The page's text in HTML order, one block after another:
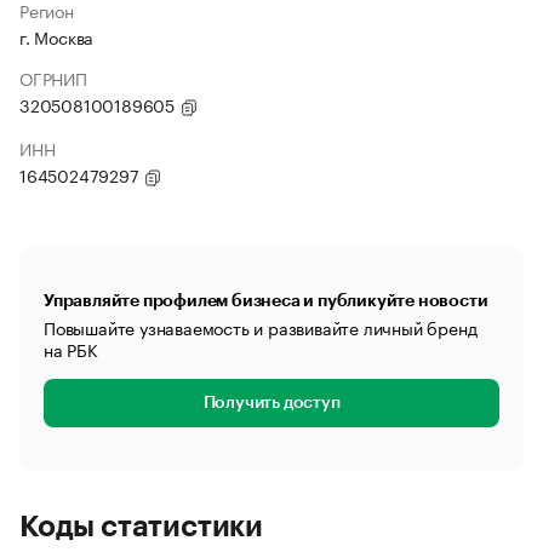
Регион
г. Москва
ОГРНИП
320508100189605
ИНН
164502479297
Управляйте профилем бизнеса и публикуйте новости
Повышайте узнаваемость и развивайте личный бренд
на РБК
Получить доступ
Коды статистики